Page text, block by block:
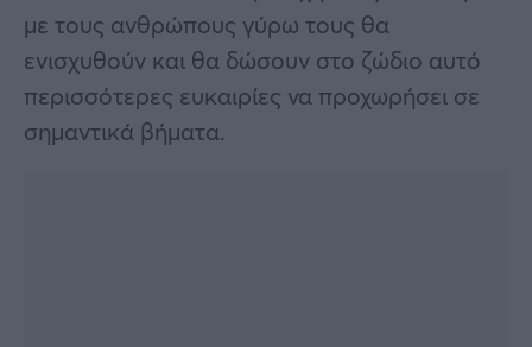
με τους ανθρώπους γύρω τους θα
ενισχυθούν και θα δώσουν στο ζώδιο αυτό
περισσότερες ευκαιρίες να προχωρήσει σε
σημαντικά βήματα.